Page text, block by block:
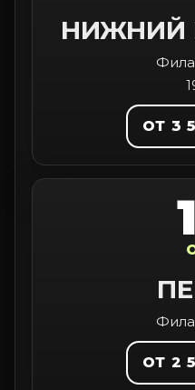
НИЖНИЙ
ОТ 3
ОТ 2